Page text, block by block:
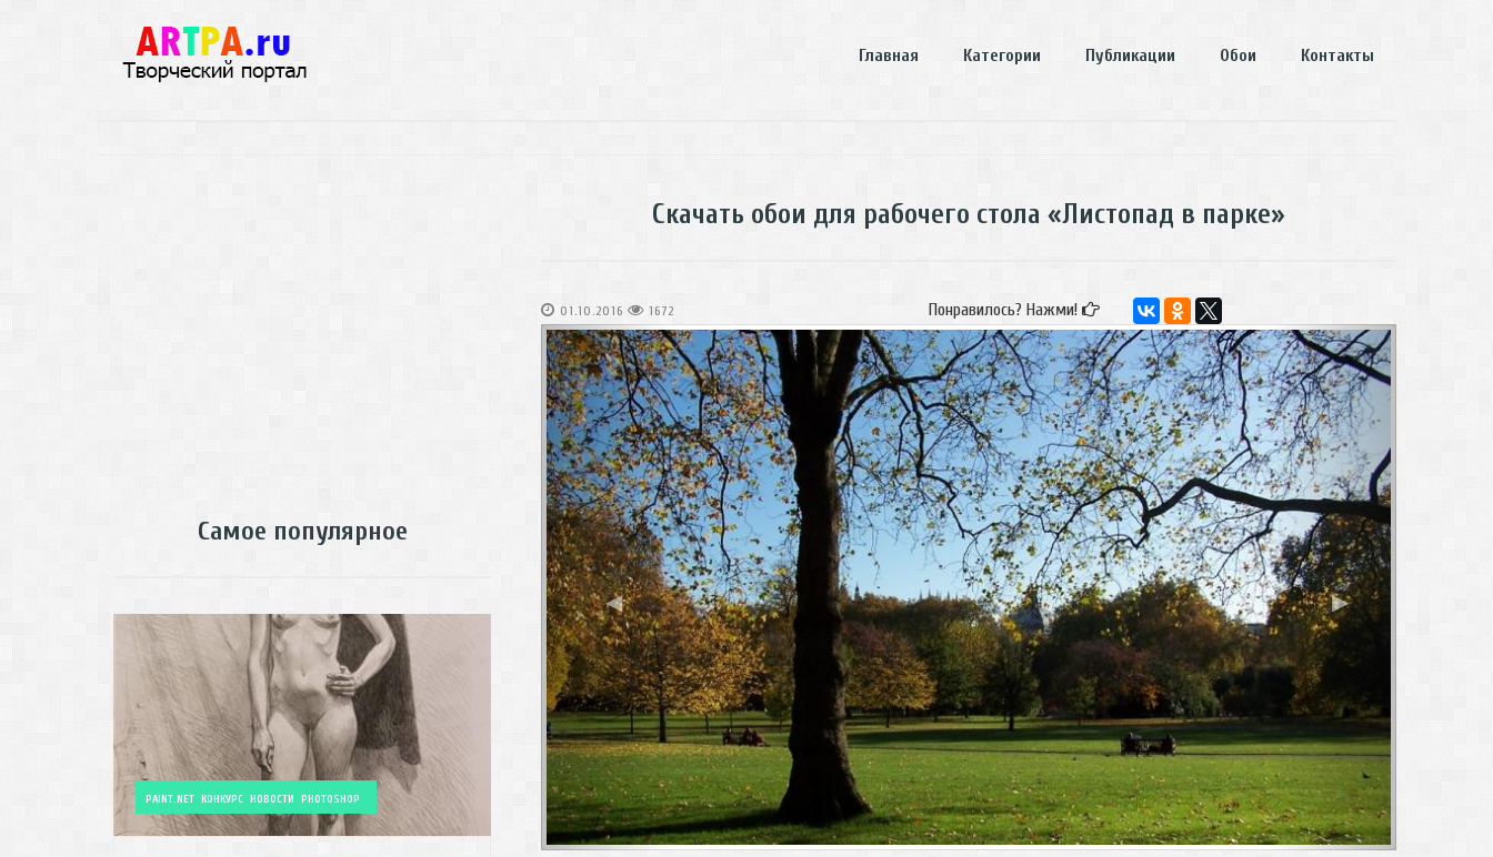
Главная Категории Публикации Обои Контакты
Скачать обои для рабочего стола «Листопад в парке»
01.10.2016 1672 Понравилось? Нажми!
◀ ▶
Самое популярное
PAINT.NET КОНКУРС НОВОСТИ PHOTOSHOP